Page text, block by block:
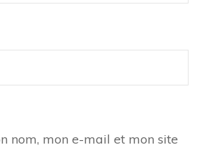
nom, mon e-mail et mon site